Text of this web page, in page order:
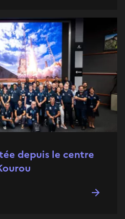
depuis le centre